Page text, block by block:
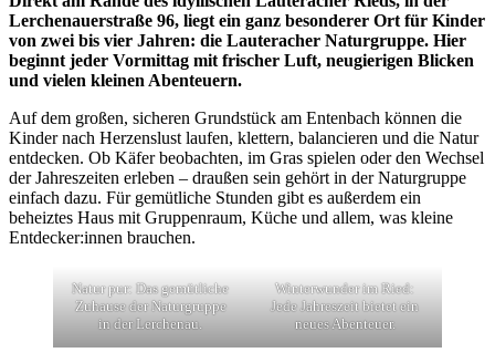
Lerchenauerstraße 96, liegt ein ganz besonderer Ort für Kinder
von zwei bis vier Jahren: die Lauteracher Naturgruppe. Hier
beginnt jeder Vormittag mit frischer Luft, neugierigen Blicken
und vielen kleinen Abenteuern.
Auf dem großen, sicheren Grundstück am Entenbach können die
Kinder nach Herzenslust laufen, klettern, balancieren und die Natur
entdecken. Ob Käfer beobachten, im Gras spielen oder den Wechsel
der Jahreszeiten erleben – draußen sein gehört in der Naturgruppe
einfach dazu. Für gemütliche Stunden gibt es außerdem ein
beheiztes Haus mit Gruppenraum, Küche und allem, was kleine
Entdecker:innen brauchen.
Natur pur: Das gemütliche
Zuhause der Naturgruppe
in der Lerchenau.
Winterwunder im Ried:
Jede Jahreszeit bietet ein
neues Abenteuer.